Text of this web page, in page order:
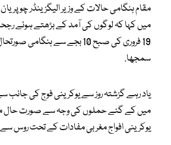
مقام ہنگامی حالات کے وزیر الیگزینڈر
میں کہا کہ لوگوں کی آمد کے بڑھتے ہوئے
19 فروری کی صبح 10 بجے سے
سمجھا.
یاد رہے گزشتہ روز سے یوکرینی فوج کی
میں کے گئے حملوں کی وجہ سے صورت حال
یوکرینی افواج مغربی مفادات کے تحت روس